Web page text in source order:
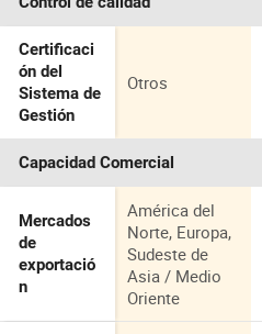
Certificaci
ón del
Sistema de
Gestión
Otros
Capacidad Comercial
Mercados
de
exportació
n
América del
Norte, Europa,
Sudeste de
Asia / Medio
Oriente